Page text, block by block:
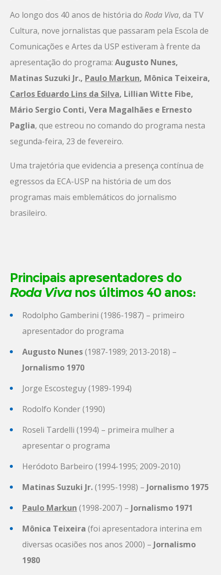
Ao longo dos 40 anos de história do Roda Viva, da TV
Cultura, nove jornalistas que passaram pela Escola de
Comunicações e Artes da USP estiveram à frente da
apresentação do programa: Augusto Nunes,
Matinas Suzuki Jr., Paulo Markun, Mônica Teixeira,
Carlos Eduardo Lins da Silva, Lillian Witte Fibe,
Mário Sergio Conti, Vera Magalhães e Ernesto
Paglia, que estreou no comando do programa nesta
segunda-feira, 23 de fevereiro.
Uma trajetória que evidencia a presença contínua de
egressos da ECA-USP na história de um dos
programas mais emblemáticos do jornalismo
brasileiro.
Principais apresentadores do
Roda Vivanos últimos 40 anos:
Rodolpho Gamberini (1986-1987) – primeiro
apresentador do programa
Augusto Nunes(1987-1989; 2013-2018) –
Jornalismo 1970
Jorge Escosteguy (1989-1994)
Rodolfo Konder (1990)
Roseli Tardelli (1994) – primeira mulher a
apresentar o programa
Heródoto Barbeiro (1994-1995; 2009-2010)
Matinas Suzuki Jr.(1995-1998) – Jornalismo 1975
Paulo Markun (1998-2007) – Jornalismo 1971
Mônica Teixeira (foi apresentadora interina em
diversas ocasiões nos anos 2000) – Jornalismo
1980